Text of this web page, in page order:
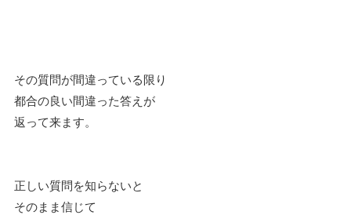
その質問が間違っている限り
都合の良い間違った答えが
返って来ます。
正しい質問を知らないと
そのまま信じて